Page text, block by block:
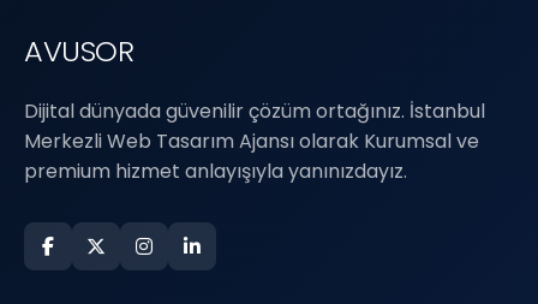
AVUSOR
Dijital dünyada güvenilir çözüm ortağınız. İstanbul
Merkezli Web Tasarım Ajansı olarak Kurumsal ve
premium hizmet anlayışıyla yanınızdayız.